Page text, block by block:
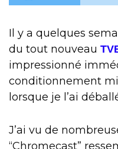
Il y a quelques
du tout nouveau
impressionné
conditionnement
lorsque je l’ai
J’ai vu de
“Chromecast”